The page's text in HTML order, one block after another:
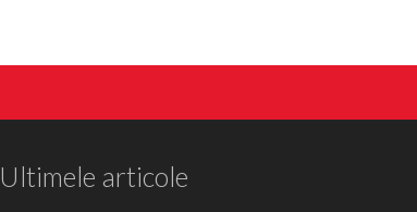
Ultimele articole